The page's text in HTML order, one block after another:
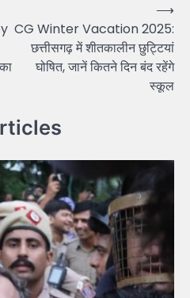
CG Winter Vacation 2025:
छत्तीसगढ़ में शीतकालीन छुट्टियां
घोषित, जानें कितने दिन बंद रहेंगे
स्कूल
⟶